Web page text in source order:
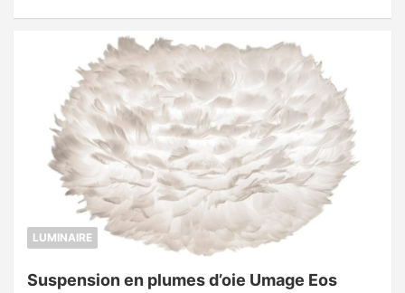
LUMINAIRE
Suspension en plumes d’oie Umage Eos